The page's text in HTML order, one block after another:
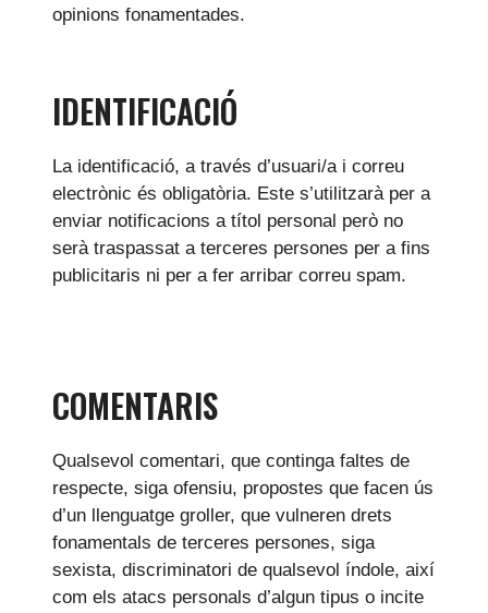
opinions fonamentades.
IDENTIFICACIÓ
La identificació, a través d’usuari/a i correu
electrònic és obligatòria. Este s’utilitzarà per a
enviar notificacions a títol personal però no
serà traspassat a terceres persones per a fins
publicitaris ni per a fer arribar correu spam.
COMENTARIS
Qualsevol comentari, que continga faltes de
respecte, siga ofensiu, propostes que facen ús
d’un llenguatge groller, que vulneren drets
fonamentals de terceres persones, siga
sexista, discriminatori de qualsevol índole, així
com els atacs personals d’algun tipus o incite